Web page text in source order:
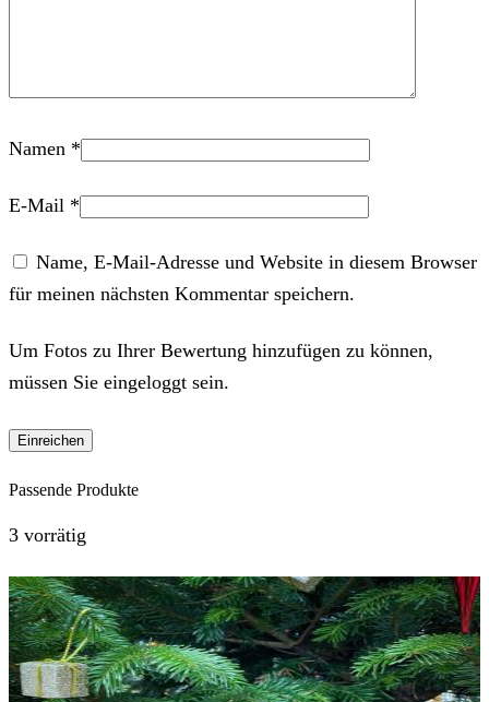
Namen *
E-Mail *
Name, E-Mail-Adresse und Website in diesem Browser
für meinen nächsten Kommentar speichern.
Um Fotos zu Ihrer Bewertung hinzufügen zu können,
müssen Sie eingeloggt sein.
Passende Produkte
3 vorrätig